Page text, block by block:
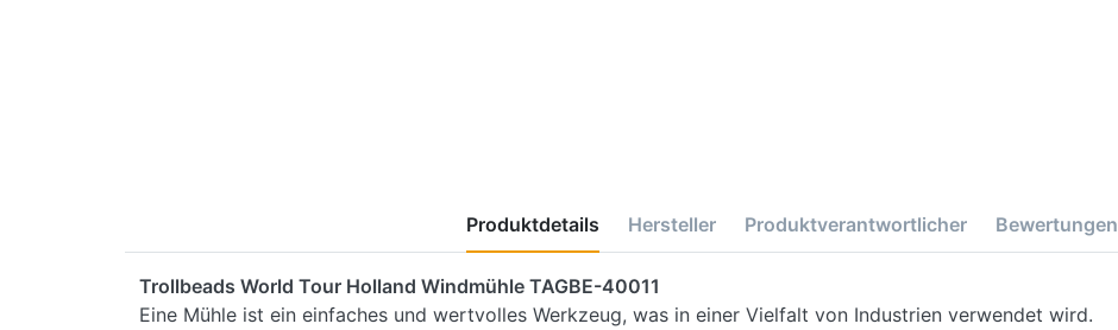
Produktdetails Hersteller Produktverantwortlicher Bewertungen
Trollbeads World Tour Holland Windmühle TAGBE-40011
Eine Mühle ist ein einfaches und wertvolles Werkzeug, was in einer Vielfalt von Industrien verwendet wird.